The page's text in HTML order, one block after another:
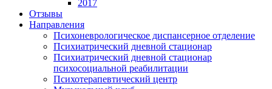
2017
Отзывы
Направления
Психоневрологическое диспансерное отделение
Психиатрический дневной стационар
Психиатрический дневной стационар
психосоциальной реабилитации
Психотерапевтический центр